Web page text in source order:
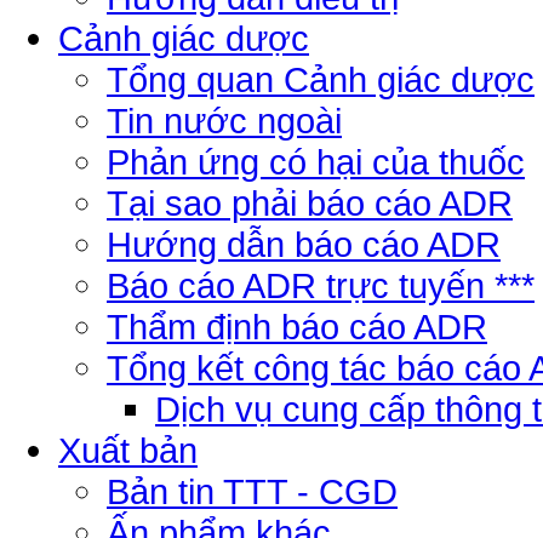
Cảnh giác dược
Tổng quan Cảnh giác dược
Tin nước ngoài
Phản ứng có hại của thuốc
Tại sao phải báo cáo ADR
Hướng dẫn báo cáo ADR
Báo cáo ADR trực tuyến ***
Thẩm định báo cáo ADR
Tổng kết công tác báo cáo
Dịch vụ cung cấp thông
Xuất bản
Bản tin TTT - CGD